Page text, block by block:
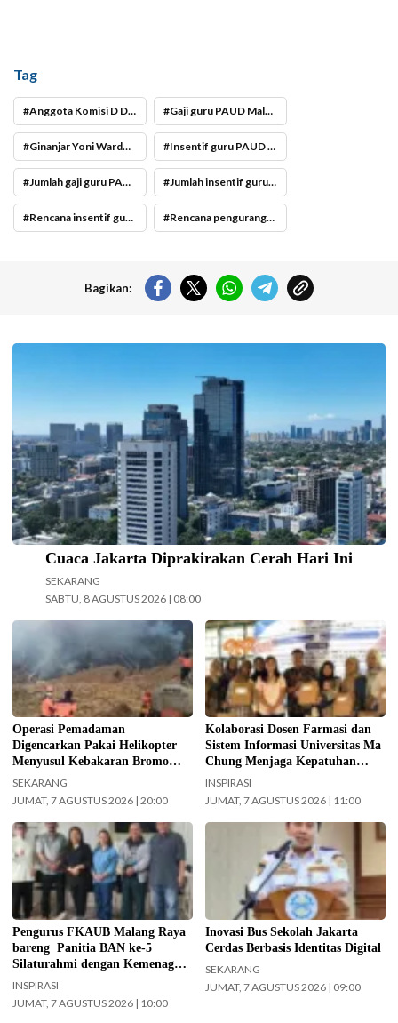
Tag
Anggota Komisi D DPRD Kota Malang Ginanjar Yoni Wardoyo Gaji guru PAUD Malang Raya
Ginanjar Yoni Wardoyo Insentif guru PAUD Kota Malang 2026 dikurangi
Jumlah gaji guru PAUD Kota Malang Jumlah insentif guru PAUD Kota Malang
Rencana insentif guru PAUD Kota Malang turun 2026 Rencana pengurangan insentif guru PAUD Kota Malang turun 2026
Bagikan:
Cuaca Jakarta Diprakirakan Cerah Hari Ini
SEKARANG
SABTU, 8 AGUSTUS 2026 | 08:00
Operasi pemadaman kebakaran di
kawasan Taman Nasional Bromo
Tengger Semeru (TNBTS) terus
digencarkan, Jumat (7/8/2026)
hari ini. (Foto: BPBD Kabupaten
Malang).
Operasi Pemadaman
Digencarkan Pakai Helikopter
Menyusul Kebakaran Bromo
Meluas ke Arah Bukit B 29
SEKARANG
JUMAT, 7 AGUSTUS 2026 | 20:00
Kolaborasi Dosen Farmasi dan
Sistem Informasi Universitas Ma
Chung dalam menjaga kepatuhan
pasien diabetes melalui kegiatan
Pengabdian Masyarakat Dosen.
(Foto: ist)
Kolaborasi Dosen Farmasi dan
Sistem Informasi Universitas Ma
Chung Menjaga Kepatuhan
Pasien Diabetes
INSPIRASI
JUMAT, 7 AGUSTUS 2026 | 11:00
Jajaran Pengurus FKAUB Malang
beserta perwakilan panitia
pelaksana Barikan Anak Nusantara
(BAN) Ke – 5 silaturahmi dengan
Yayasan Masjid Agung Jami Kota
Malang. Selain itu juga silaturahmi
dengan jajaran Kantor
Kementerian Agama (Kemenag)
Kabupaten Malang. (Foto: ist)
Pengurus FKAUB Malang Raya
bareng Panitia BAN ke-5
Silaturahmi dengan Kemenag
Kabupaten Malang dan Yayasan
INSPIRASI
JUMAT, 7 AGUSTUS 2026 | 10:00
Kepala UPAS Dishub DKI Jakarta,
Koharudin. (Foto: Nugroho Sejati-
beritajakarta.id)
Inovasi Bus Sekolah Jakarta
Cerdas Berbasis Identitas Digital
SEKARANG
JUMAT, 7 AGUSTUS 2026 | 09:00